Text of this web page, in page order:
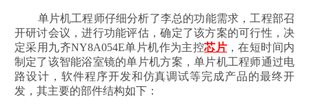
单片机工程师仔细分析了李总的功能需求，工程部召
开研讨会议，进行功能评估，确定了该方案的可行性，决
定采用九齐NY8A054E单片机作为主控芯片 ，在短时间内
制定了该智能浴室镜的单片机方案，单片机工程师通过电
路设计，软件程序开发和仿真调试等完成产品的最终开
发，其主要的部件结构如下：